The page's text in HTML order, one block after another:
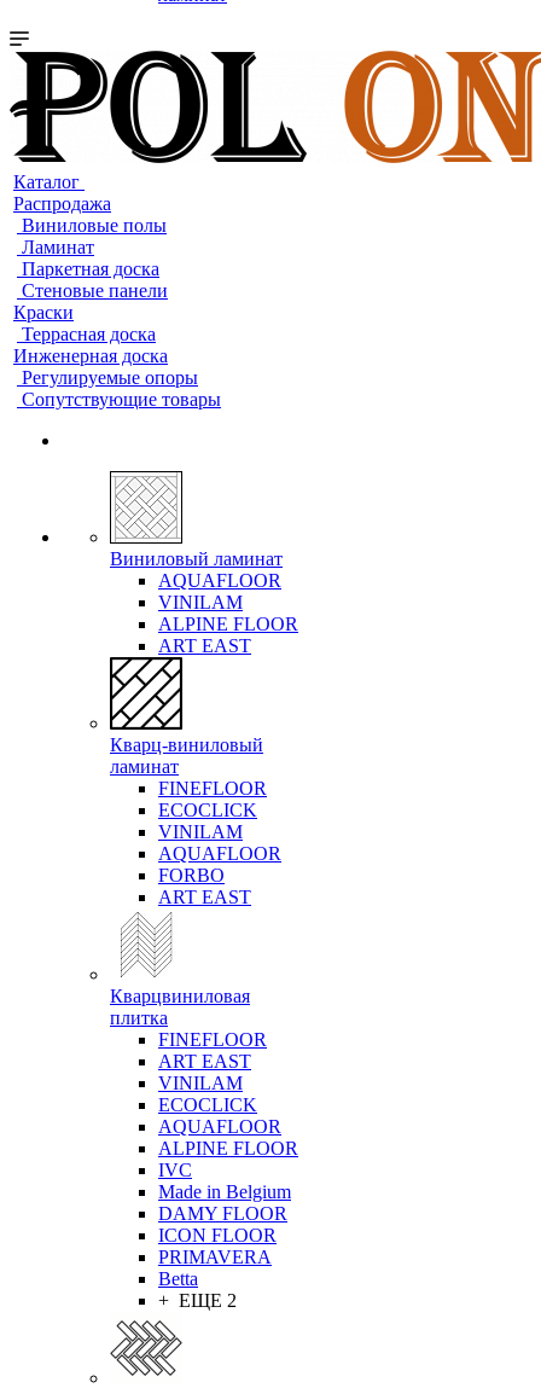
Каталог
Распродажа
Виниловые полы
Ламинат
Паркетная доска
Стеновые панели
Краски
Террасная доска
Инженерная доска
Регулируемые опоры
Сопутствующие товары
Виниловый ламинат
AQUAFLOOR
VINILAM
ALPINE FLOOR
ART EAST
Кварц-виниловый
ламинат
FINEFLOOR
ECOCLICK
VINILAM
AQUAFLOOR
FORBO
ART EAST
Кварцвиниловая
плитка
FINEFLOOR
ART EAST
VINILAM
ECOCLICK
AQUAFLOOR
ALPINE FLOOR
IVC
Made in Belgium
DAMY FLOOR
ICON FLOOR
PRIMAVERA
Betta
+ ЕЩЕ 2